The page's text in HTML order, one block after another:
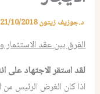
د.جوزيف زيتون21/10/2018
الفرق بين عقد الاستثمار
لقد استقر الاجتهاد على
اذا كان الغرض الرئيس من